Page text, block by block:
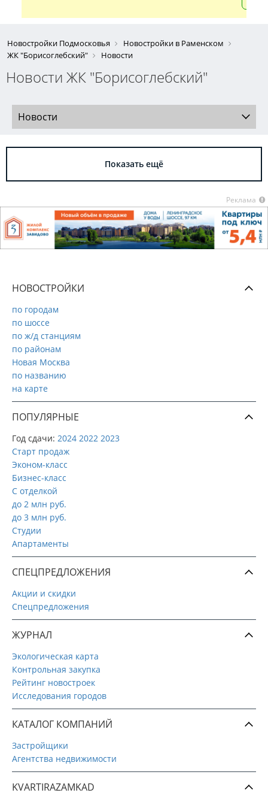
Новостройки Подмосковья
Новостройки в Раменском
ЖК "Борисоглебский"
Новости
Новости ЖК "Борисоглебский"
Новости
Показать ещё
Реклама
НОВОСТРОЙКИ
по городам
по шоссе
по ж/д станциям
по районам
Новая Москва
по названию
на карте
ПОПУЛЯРНЫЕ
Год сдачи: 2024 2022 2023
Старт продаж
Эконом-класс
Бизнес-класс
С отделкой
до 2 млн руб.
до 3 млн руб.
Студии
Апартаменты
СПЕЦПРЕДЛОЖЕНИЯ
Акции и скидки
Спецпредложения
ЖУРНАЛ
Экологическая карта
Контрольная закупка
Рейтинг новостроек
Исследования городов
КАТАЛОГ КОМПАНИЙ
Застройщики
Агентства недвижимости
KVARTIRAZAMKAD